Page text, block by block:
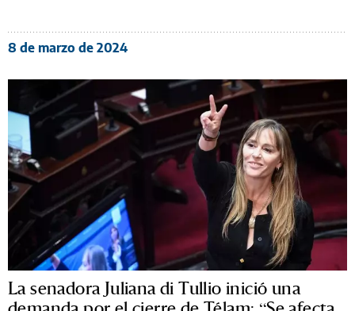
8 de marzo de 2024
La senadora Juliana di Tullio inició una